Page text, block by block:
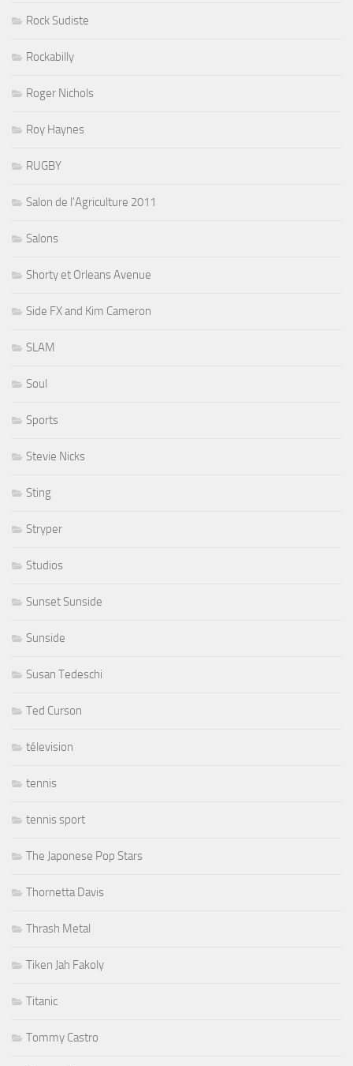
Rock Sudiste
Rockabilly
Roger Nichols
Roy Haynes
RUGBY
Salon de l'Agriculture 2011
Salons
Shorty et Orleans Avenue
Side FX and Kim Cameron
SLAM
Soul
Sports
Stevie Nicks
Sting
Stryper
Studios
Sunset Sunside
Sunside
Susan Tedeschi
Ted Curson
télevision
tennis
tennis sport
The Japonese Pop Stars
Thornetta Davis
Thrash Metal
Tiken Jah Fakoly
Titanic
Tommy Castro